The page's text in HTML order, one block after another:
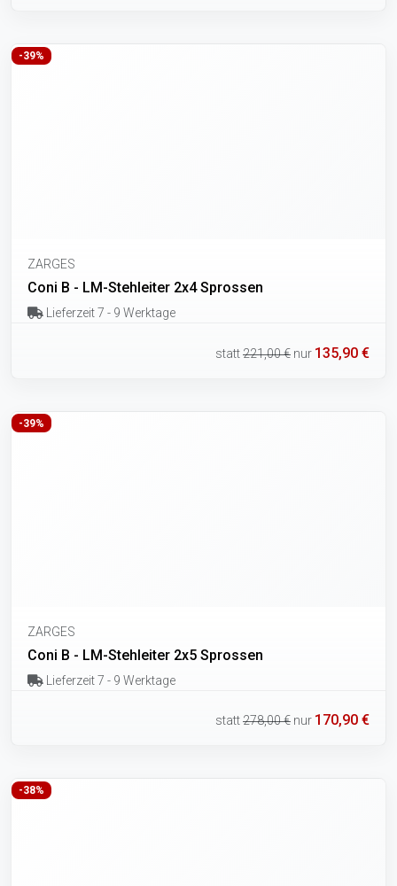
-39%
ZARGES
Coni B - LM-Stehleiter 2x4 Sprossen
Lieferzeit 7 - 9 Werktage
statt221,00 € nur 135,90 €
-39%
ZARGES
Coni B - LM-Stehleiter 2x5 Sprossen
Lieferzeit 7 - 9 Werktage
statt278,00 € nur 170,90 €
-38%